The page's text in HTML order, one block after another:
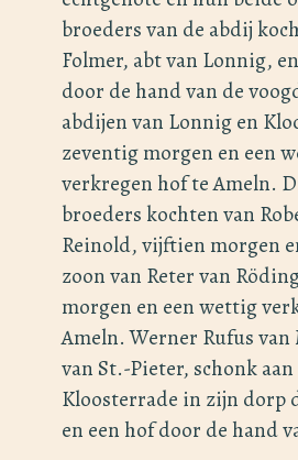
broeders van de abdij
Folmer, abt van Lonnig,
door de hand van de
abdijen van Lonnig en
zeventig morgen en een
verkregen hof te Ameln.
broeders kochten van
Reinold, vijftien morgen
zoon van Reter van
morgen en een wettig
Ameln. Werner Rufus
van St.-Pieter, schonk
Kloosterrade in zijn dorp
en een hof door de hand